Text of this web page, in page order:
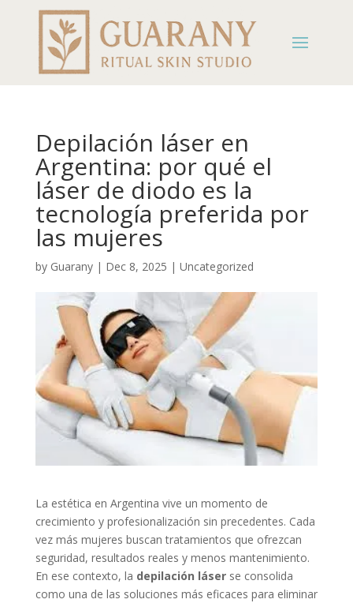
Depilación láser en
Argentina: por qué el
láser de diodo es la
tecnología preferida por
las mujeres
by Guarany| Dec 8, 2025 | Uncategorized
La estética en Argentina vive un momento de
crecimiento y profesionalización sin precedentes. Cada
vez más mujeres buscan tratamientos que ofrezcan
seguridad, resultados reales y menos mantenimiento.
En ese contexto, la depilación láserse consolida
como una de las soluciones más eficaces para eliminar